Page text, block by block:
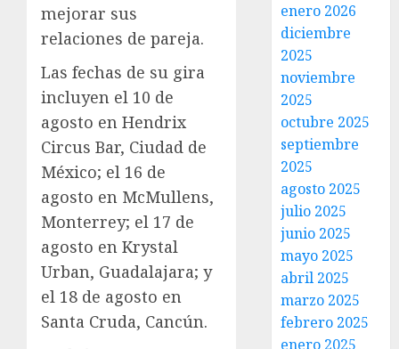
mejorar sus
relaciones de pareja.
Las fechas de su gira
incluyen el 10 de
agosto en Hendrix
Circus Bar, Ciudad de
México; el 16 de
agosto en McMullens,
Monterrey; el 17 de
agosto en Krystal
Urban, Guadalajara; y
el 18 de agosto en
Santa Cruda, Cancún.
enero 2026
diciembre
2025
noviembre
2025
octubre 2025
septiembre
2025
agosto 2025
julio 2025
junio 2025
mayo 2025
abril 2025
marzo 2025
febrero 2025
enero 2025